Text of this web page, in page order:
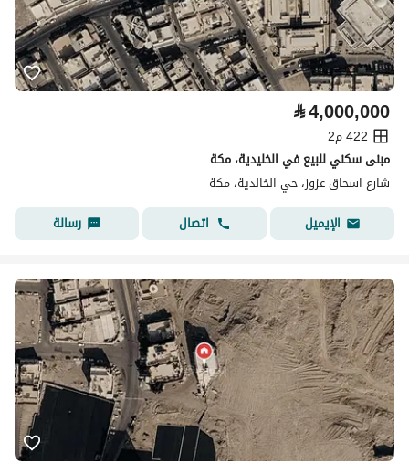
⃁4,000,000
422 م2
مبنى سكني للبيع في الخليدية، مكة
شارع اسحاق عزوز، حي الخالدية، مكة
الإيميل
اتصال رسالة